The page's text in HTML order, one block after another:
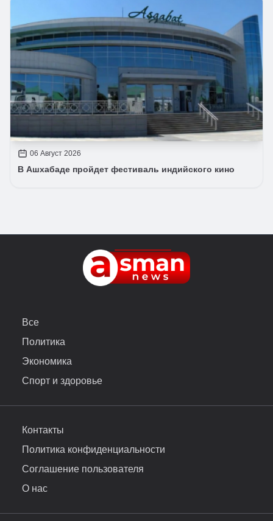
06 Август 2026
В Ашхабаде пройдет фестиваль индийского кино
Все
Политика
Экономика
Спорт и здоровье
Контакты
Политика конфиденциальности
Соглашение пользователя
О нас